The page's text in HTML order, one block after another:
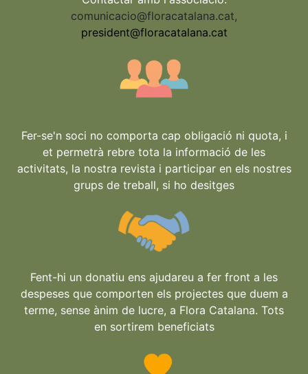
comunicacio@floracatalana.cat,
president@floracatalana.cat
Fer-se'n soci no comporta cap obligació ni quota, i
et permetrà rebre tota la informació de les
activitats, la nostra revista i participar en els nostres
grups de treball, si ho desitges
Fent-hi un donatiu ens ajudareu a fer front a les
despeses que comporten els projectes que duem a
terme, sense ànim de lucre, a Flora Catalana. Tots
en sortirem beneficiats